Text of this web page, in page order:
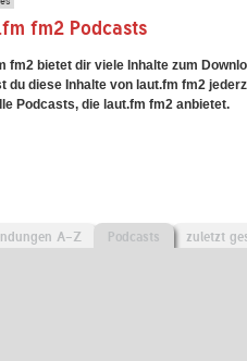
fm2 Podcasts
fm2 bietet dir viele Inhalte zum
du diese Inhalte von laut.fm fm2
Podcasts, die laut.fm fm2 anbietet.
A-Z Podcasts zuletzt